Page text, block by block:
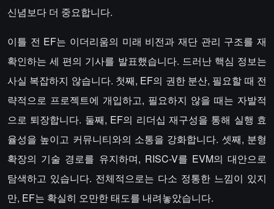
신념보다 더 중요합니다.
이틀 전 EF는 이더리움의 미래 비전과 재단 관리 구조를 재
확인하는 세 편의 기사를 발표했습니다. 드러난 핵심 정보는
사실 복잡하지 않습니다. 첫째, EF의 권한 분산, 필요할 때 전
략적으로 프로젝트에 개입하고, 필요하지 않을 때는 자발적
으로 퇴장합니다. 둘째, EF의 리더십 재구성을 통해 실행 효
율성을 높이고 커뮤니티와의 소통을 강화합니다. 셋째, 분형
확장의 기술 경로를 유지하며, RISC-V를 EVM의 대안으로
탐색하고 있습니다. 전체적으로는 다소 정통한 느낌이 있지
만, EF는 확실히 오만한 태도를 내려놓았습니다.